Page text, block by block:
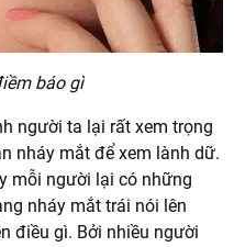
báo gì
người ta lại rất xem trọng
nháy mắt để xem lành dữ.
mỗi người lại có những
nháy mắt trái nói lên
điều gì. Bởi nhiều người